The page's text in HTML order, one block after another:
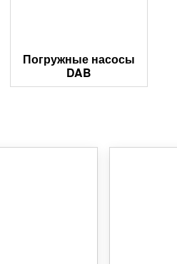
Погружные насосы
DAB